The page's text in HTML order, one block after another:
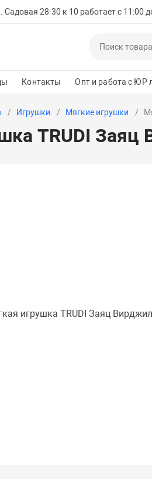
Садовая 28-30 к 10 работает с 11:00
Контакты Опт и работа с ЮР
Игрушки Мягкие игрушки
TRUDI Заяц